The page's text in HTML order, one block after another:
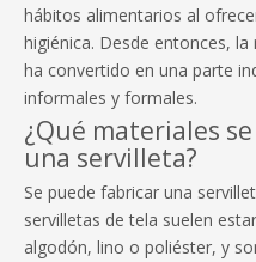
hábitos alimentarios al
higiénica. Desde entonces,
ha convertido en una parte
informales y formales.
¿Qué materiales
una servilleta?
Se puede fabricar una
servilletas de tela suelen
algodón, lino o poliéster, y